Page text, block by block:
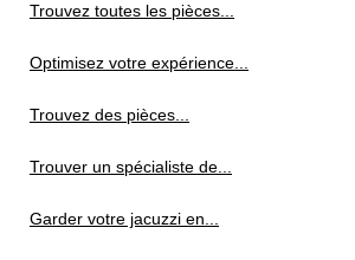
Trouvez toutes les pièces...
Optimisez votre expérience...
Trouvez des pièces...
Trouver un spécialiste de...
Garder votre jacuzzi en...